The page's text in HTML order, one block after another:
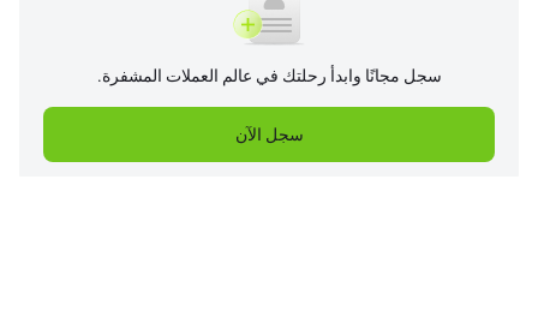
سجل مجانًا وابدأ رحلتك في عالم العملات المشفرة.
سجل الآن